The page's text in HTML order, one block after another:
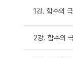
1강. 함수의
2강. 함수의